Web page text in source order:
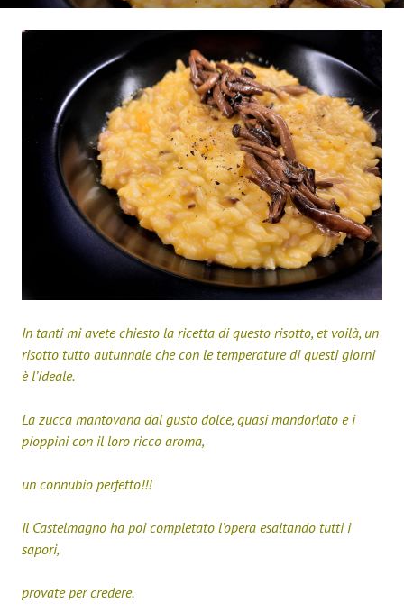
In tanti mi avete chiesto la ricetta di questo risotto, et voilà, un
risotto tutto autunnale che con le temperature di questi giorni
è l’ideale.
La zucca mantovana dal gusto dolce, quasi mandorlato e i
pioppini con il loro ricco aroma,
un connubio perfetto!!!
Il Castelmagno ha poi completato l’opera esaltando tutti i
sapori,
provate per credere.